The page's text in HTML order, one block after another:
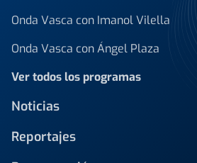
Onda Vasca con Imanol Vilella
Onda Vasca con Ángel Plaza
Ver todos los programas
Noticias
Reportajes